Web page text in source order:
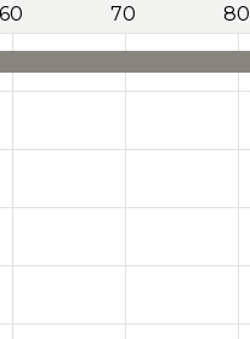
60 70 80